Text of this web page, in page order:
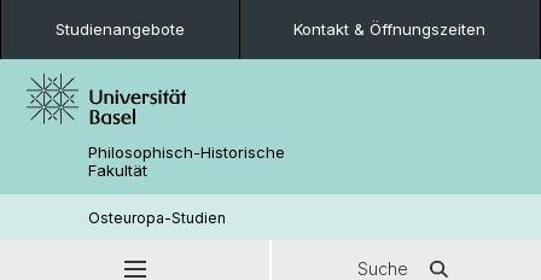
Studienangebote Kontakt & Öffnungszeiten
Philosophisch-Historische
Fakultät
Osteuropa-Studien
Suche